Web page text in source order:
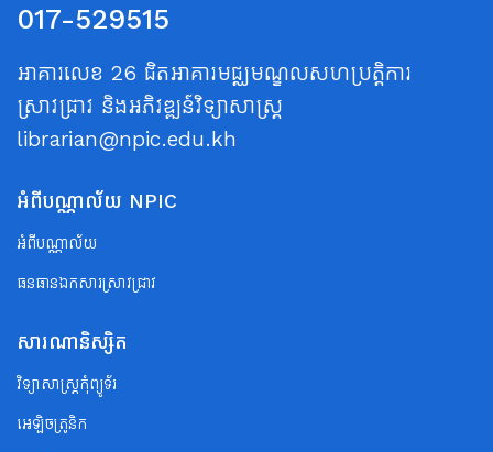
017-529515
អាគារលេខ 26 ជិតអាគារមជ្ឈមណ្ឌលសហប្រត្តិការ
ស្រាវជ្រាវ និងអភិវឌ្ឍន៍វិទ្យាសាស្ត្រ
librarian@npic.edu.kh
អំពីបណ្ណាល័យ NPIC
អំពីបណ្ណាល័យ
ធនធានឯកសារស្រាវជ្រាវ
សារណានិស្សិត
វិទ្យាសាស្ត្រកុំព្យូទ័រ
អេឡិចត្រូនិក